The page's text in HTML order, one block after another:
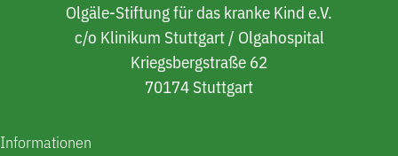
Olgäle-Stiftung für das kranke Kind e.V.
c/o Klinikum Stuttgart / Olgahospital
Kriegsbergstraße 62
70174 Stuttgart
Informationen